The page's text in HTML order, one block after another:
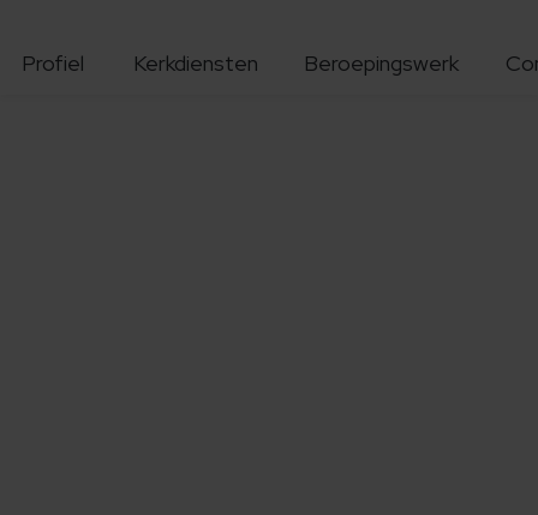
Profiel Kerkdiensten Beroepingswerk